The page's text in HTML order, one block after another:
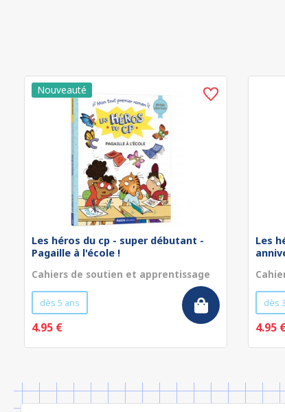
Les héros du cp - super débutant -
Pagaille à l'école !
Cahiers de soutien et apprentissage
dès 5 ans
4.95 €
Les
dès
4.95